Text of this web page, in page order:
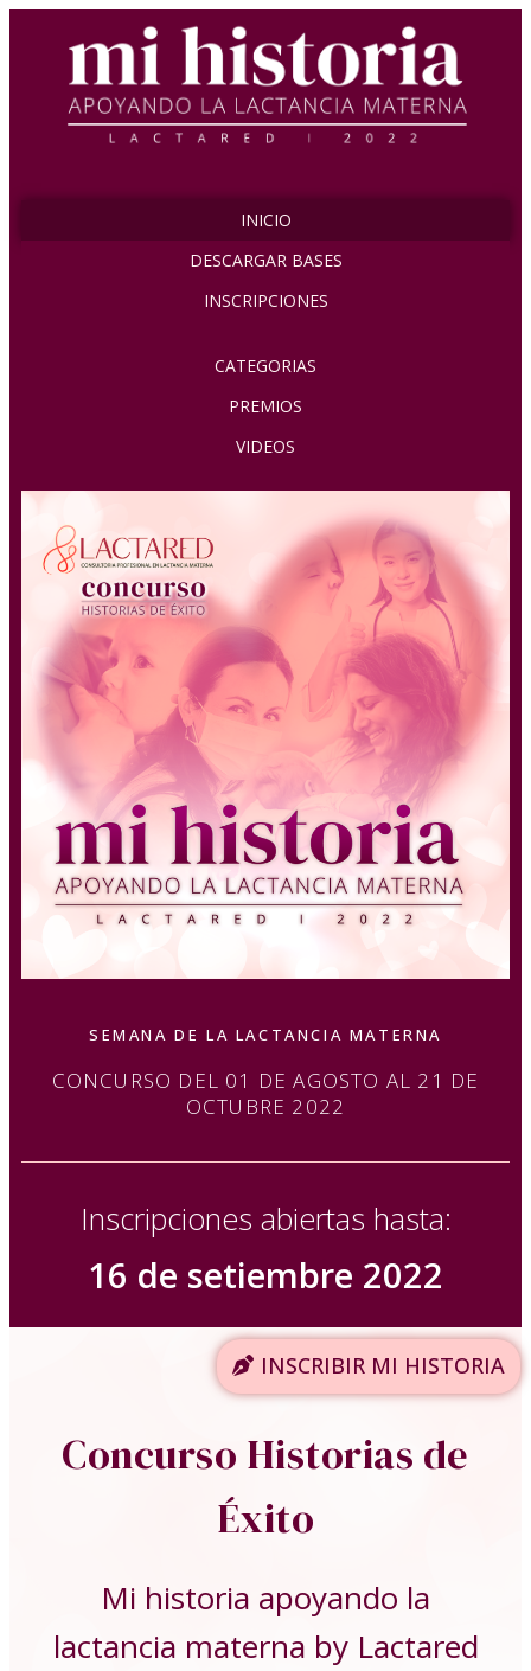
INICIO
DESCARGAR BASES
INSCRIPCIONES
CATEGORIAS
PREMIOS
VIDEOS
SEMANA DE LA LACTANCIA MATERNA
CONCURSO DEL 01 DE AGOSTO AL 21 DE
OCTUBRE 2022
Inscripciones abiertas hasta:
16 de setiembre 2022
Concurso Historias de
Éxito
Mi historia apoyando la
lactancia materna by Lactared
INSCRIBIR MI HISTORIA